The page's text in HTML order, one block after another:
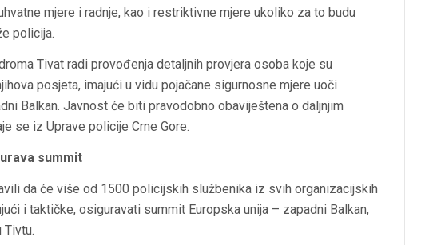
mjere i radnje, kao i restriktivne mjere ukoliko za to budu
policija.
Tivat radi provođenja detaljnih provjera osoba koje su
posjeta, imajući u vidu pojačane sigurnosne mjere uoči
Balkan. Javnost će biti pravodobno obaviještena o daljnjim
se iz Uprave policije Crne Gore.
summit
da će više od 1500 policijskih službenika iz svih organizacijskih
i taktičke, osiguravati summit Europska unija – zapadni Balkan,
Tivtu.